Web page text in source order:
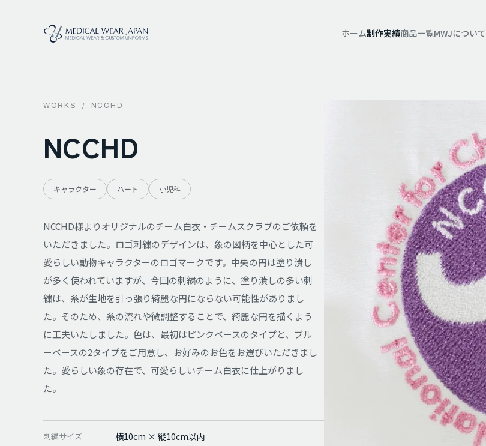
ホーム制作実績商品一覧MWJについて
WORKS / NCCHD
NCCHD
キャラクター ハート 小児科
NCCHD様よりオリジナルのチーム白衣・チームスクラブのご依頼を
いただきました。ロゴ刺繍のデザインは、象の図柄を中心とした可
愛らしい動物キャラクターのロゴマークです。中央の円は塗り潰し
が多く使われていますが、今回の刺繍のように、塗り潰しの多い刺
繍は、糸が生地を引っ張り綺麗な円にならない可能性がありまし
た。そのため、糸の流れや微調整することで、綺麗な円を描くよう
に工夫いたしました。色は、最初はピンクベースのタイプと、ブル
ーベースの2タイプをご用意し、お好みのお色をお選びいただきまし
た。愛らしい象の存在で、可愛らしいチーム白衣に仕上がりまし
た。
刺繍サイズ 横10cm × 縦10cm以内